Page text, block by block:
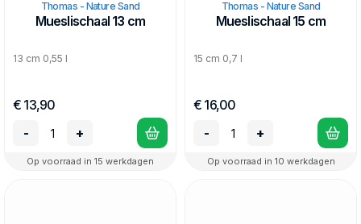
Thomas - Nature Sand
Mueslischaal 13 cm
13 cm 0,55 l
€ 13,90
-
+
Op voorraad in 15 werkdagen
Thomas - Nature Sand
Mueslischaal 15 cm
15 cm 0,7 l
€ 16,00
-
+
Op voorraad in 10 werkdagen